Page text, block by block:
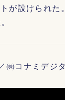
が設けられた。
コナミデジ